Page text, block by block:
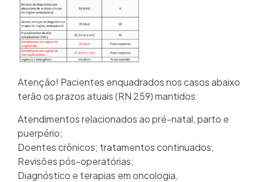
Atenção! Pacientes enquadrados nos casos abaixo
terão os prazos atuais (RN 259) mantidos:
Atendimentos relacionados ao pré-natal, parto e
puerpério;
Doentes crônicos; tratamentos continuados;
Revisões pós-operatórias;
Diagnóstico e terapias em oncologia,